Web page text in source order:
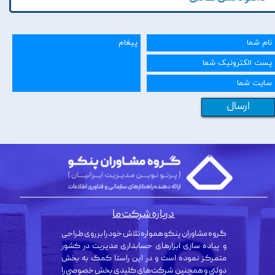
ارسال
گروه مشاوران پنکو همواره تلاش خود را بر روی طراحی
و پیاده سازی ابزارهای حسابداری مدیریت در کشور
متمرکز نموده است و در این راستا کمک به بخش
دولتی و همچنین شرکت‌های کلیدی بخش خصوصی را
درباره شرکت ما